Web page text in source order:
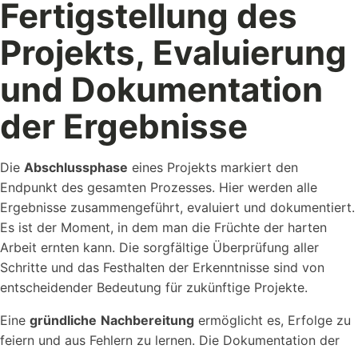
Fertigstellung des
Projekts, Evaluierung
und Dokumentation
der Ergebnisse
Die Abschlussphase eines Projekts markiert den
Endpunkt des gesamten Prozesses. Hier werden alle
Ergebnisse zusammengeführt, evaluiert und dokumentiert.
Es ist der Moment, in dem man die Früchte der harten
Arbeit ernten kann. Die sorgfältige Überprüfung aller
Schritte und das Festhalten der Erkenntnisse sind von
entscheidender Bedeutung für zukünftige Projekte.
Eine gründliche Nachbereitung ermöglicht es, Erfolge zu
feiern und aus Fehlern zu lernen. Die Dokumentation der